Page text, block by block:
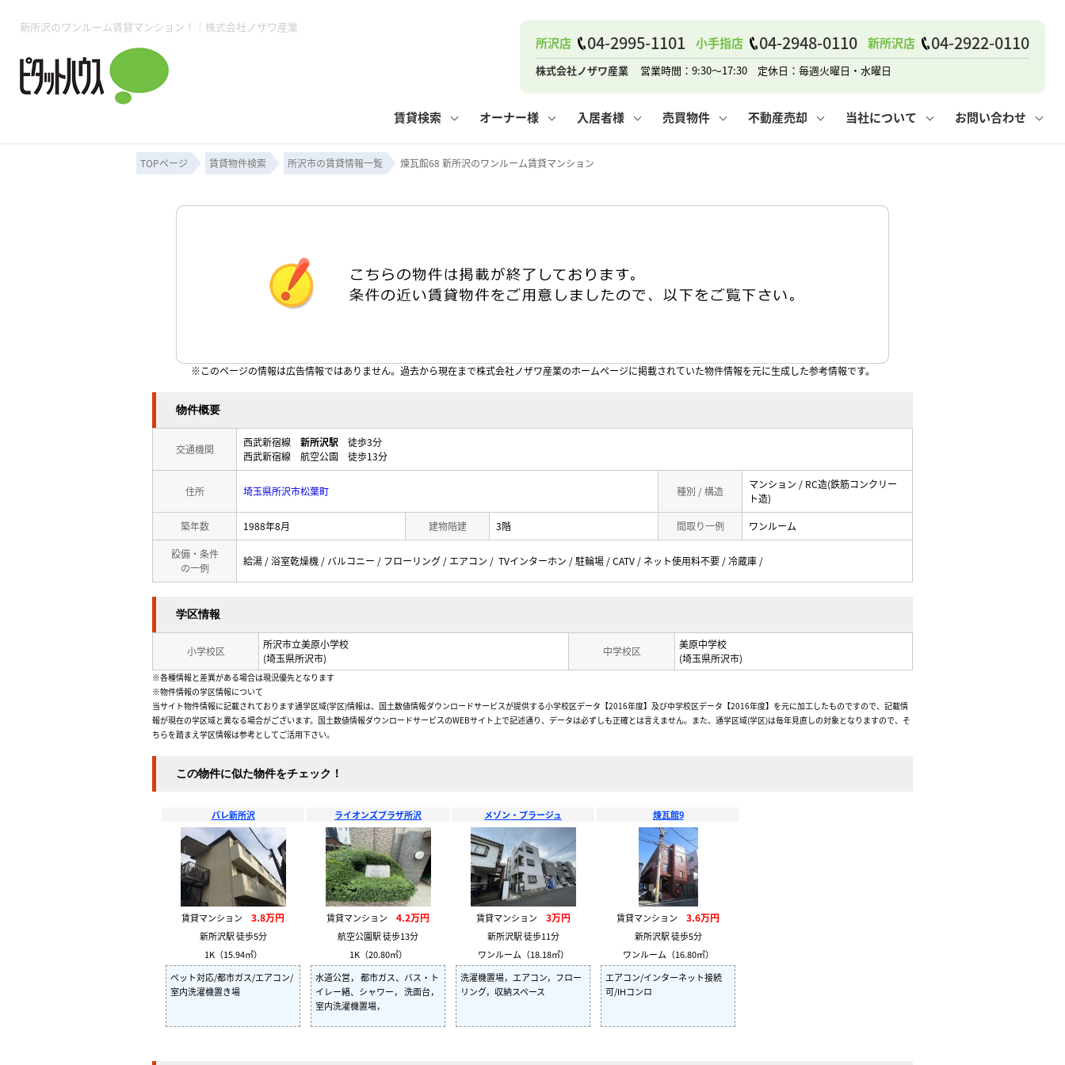
新所沢のワンルーム賃貸マンション！｜株式会社ノザワ産業
所沢店 04-2995-1101 小手指店 04-2948-0110 新所沢店 04-2922-0110
株式会社ノザワ産業 営業時間：9:30～17:30 定休日：毎週火曜日・水曜日
賃貸検索 オーナー様 入居者様 売買物件 不動産売却
売却の流れ
当社について お問い合わせ
所沢賃貸TOP 閲覧履歴 保存した検索条件
月極駐車場 事業用物件 コンテナ
賃貸管理業務 管理のご依頼
入居者様用ページTOP 住まいのトラブルQ&A お住まいの解約手続き その他の問合せ
売買物件一覧 よくある質問 マンションVS戸建て 賃貸vs持ち家
無料売却査定 媒介契約の種類 売却時の諸費用 仲介と買取の違い
必要な書類
会社概要 スタッフブログ 個人情報保護方針
ピタットハウス所沢店 ピタットハウス小手指店
ご来店予約
TOPページ 賃貸物件検索 所沢市の賃貸情報一覧 煉瓦館68 新所沢のワンルーム賃貸マンション
※このページの情報は広告情報ではありません。過去から現在まで株式会社ノザワ産業のホームぺージに掲載されていた物件情報を元に生成した参考情報です。
物件概要
交通機関
西武新宿線 新所沢駅 徒歩3分
西武新宿線 航空公園 徒歩13分
住所 埼玉県所沢市松葉町 種別 / 構造
マンション / RC造(鉄筋コンクリー
ト造)
築年数 1988年8月 建物階建 3階 間取り一例 ワンルーム
設備・条件
の一例
給湯 / 浴室乾燥機 / バルコニー / フローリング / エアコン / TVインターホン / 駐輪場 / CATV / ネット使用料不要 / 冷蔵庫 /
学区情報
小学校区
所沢市立美原小学校
(埼玉県所沢市)
中学校区
美原中学校
(埼玉県所沢市)
※各種情報と差異がある場合は現況優先となります
※物件情報の学区情報について
当サイト物件情報に記載されております通学区域(学区)情報は、国土数値情報ダウンロードサービスが提供する小学校区データ【2016年度】及び中学校区データ【2016年度】を元に加工したものですので、記載情
報が現在の学区域と異なる場合がございます。国土数値情報ダウンロードサービスのWEBサイト上で記述通り、データは必ずしも正確とは言えません。また、通学区域(学区)は毎年見直しの対象となりますので、そ
ちらを踏まえ学区情報は参考としてご活用下さい。
この物件に似た物件をチェック！
パレ新所沢
賃貸マンション 3.8万円
新所沢駅 徒歩5分
1K（15.94㎡）
ペット対応/都市ガス/エアコン/
室内洗濯機置き場
ライオンズプラザ所沢
賃貸マンション 4.2万円
航空公園駅 徒歩13分
1K（20.80㎡）
水道公営， 都市ガス、バス・ト
イレー緒、シャワー， 洗面台，
室内洗濯機置場，
メゾン・プラージュ
賃貸マンション 3万円
新所沢駅 徒歩11分
ワンルーム（18.18㎡）
洗濯機置場，エアコン，フロー
リング，収納スペース
煉瓦館9
賃貸マンション 3.6万円
新所沢駅 徒歩5分
ワンルーム（16.80㎡）
エアコン/インターネット接続
可/IHコンロ